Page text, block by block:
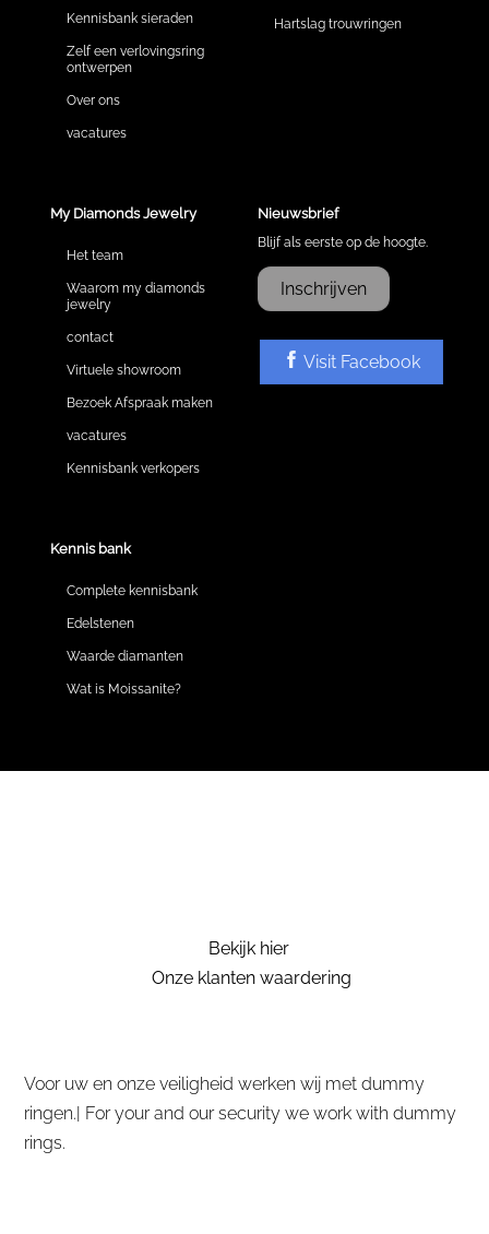
Kennisbank sieraden
Zelf een verlovingsring
ontwerpen
Over ons
vacatures
Hartslag trouwringen
My Diamonds Jewelry
Het team
Waarom my diamonds
jewelry
contact
Virtuele showroom
Bezoek Afspraak maken
vacatures
Kennisbank verkopers
Kennis bank
Complete kennisbank
Edelstenen
Waarde diamanten
Wat is Moissanite?
Nieuwsbrief
Blijf als eerste op de hoogte.
Inschrijven
Visit Facebook
Bekijk hier
Onze klanten waardering
Voor uw en onze veiligheid werken wij met dummy
ringen.| For your and our security we work with dummy
rings.